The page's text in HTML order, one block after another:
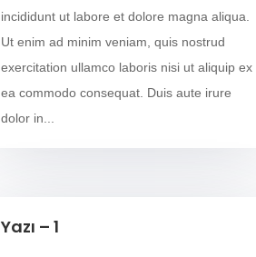
incididunt ut labore et dolore magna aliqua.
Ut enim ad minim veniam, quis nostrud
exercitation ullamco laboris nisi ut aliquip ex
ea commodo consequat. Duis aute irure
dolor in...
Yazı – 1